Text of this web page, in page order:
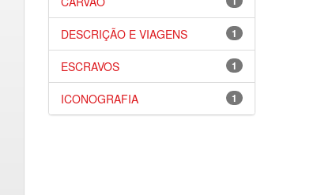
1
DESCRIÇÃO E VIAGENS
1
ESCRAVOS
1
ICONOGRAFIA